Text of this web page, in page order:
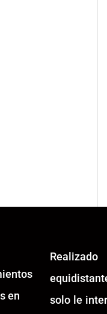
en
solo le